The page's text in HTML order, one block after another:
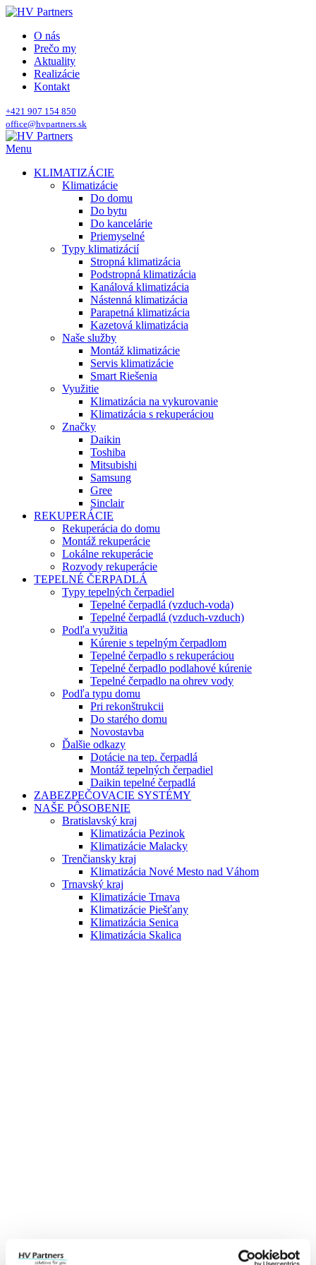
O nás
Prečo my
Aktuality
Realizácie
Kontakt
+421 907 154 850
office@hvpartners.sk
Menu
KLIMATIZÁCIE
Klimatizácie
Do domu
Do bytu
Do kancelárie
Priemyselné
Typy klimatizácií
Stropná klimatizácia
Podstropná klimatizácia
Kanálová klimatizácia
Nástenná klimatizácia
Parapetná klimatizácia
Kazetová klimatizácia
Naše služby
Montáž klimatizácie
Servis klimatizácie
Smart Riešenia
Využitie
Klimatizácia na vykurovanie
Klimatizácia s rekuperáciou
Značky
Daikin
Toshiba
Mitsubishi
Samsung
Gree
Sinclair
REKUPERÁCIE
Rekuperácia do domu
Montáž rekuperácie
Lokálne rekuperácie
Rozvody rekuperácie
TEPELNÉ ČERPADLÁ
Typy tepelných čerpadiel
Tepelné čerpadlá (vzduch-voda)
Tepelné čerpadlá (vzduch-vzduch)
Podľa využitia
Kúrenie s tepelným čerpadlom
Tepelné čerpadlo s rekuperáciou
Tepelné čerpadlo podlahové kúrenie
Tepelné čerpadlo na ohrev vody
Podľa typu domu
Pri rekonštrukcii
Do starého domu
Novostavba
Ďalšie odkazy
Dotácie na tep. čerpadlá
Montáž tepelných čerpadiel
Daikin tepelné čerpadlá
ZABEZPEČOVACIE SYSTÉMY
NAŠE PÔSOBENIE
Bratislavský kraj
Klimatizácia Pezinok
Klimatizácie Malacky
Trenčiansky kraj
Klimatizácia Nové Mesto nad Váhom
Trnavský kraj
Klimatizácie Trnava
Klimatizácie Piešťany
Klimatizácia Senica
Klimatizácia Skalica